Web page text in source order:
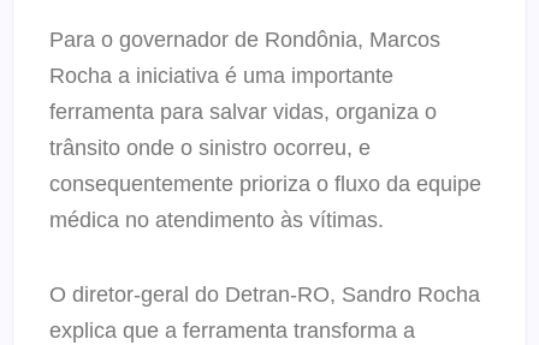
Para o governador de Rondônia, Marcos
Rocha a iniciativa é uma importante
ferramenta para salvar vidas, organiza o
trânsito onde o sinistro ocorreu, e
consequentemente prioriza o fluxo da equipe
médica no atendimento às vítimas.
O diretor-geral do Detran-RO, Sandro Rocha
explica que a ferramenta transforma a